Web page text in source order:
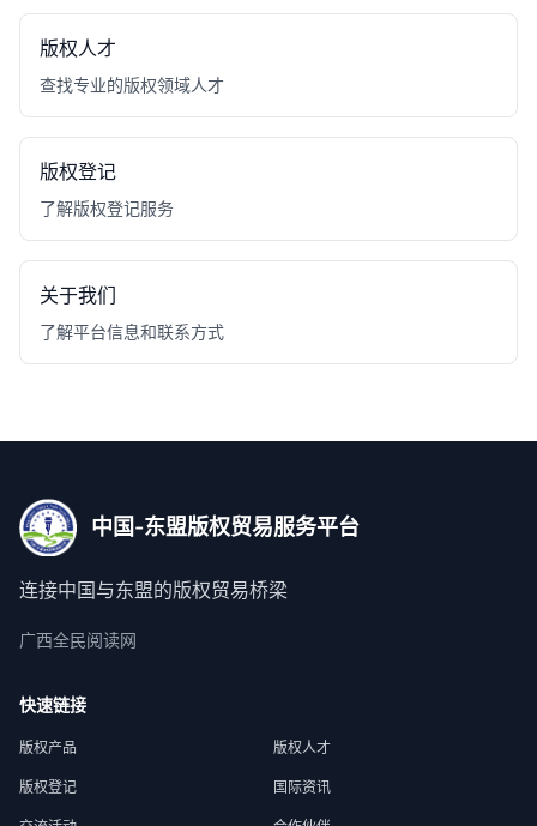
版权人才
查找专业的版权领域人才
版权登记
了解版权登记服务
关于我们
了解平台信息和联系方式
中国-东盟版权贸易服务平台
连接中国与东盟的版权贸易桥梁
广西全民阅读网
快速链接
版权产品 版权人才
版权登记 国际资讯